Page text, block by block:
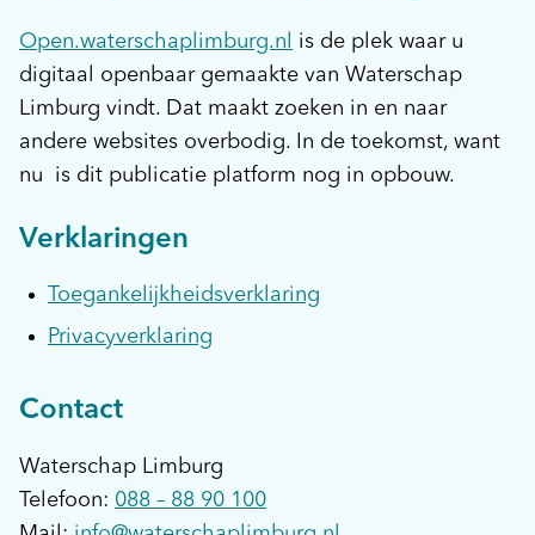
Etc.
Open.waterschaplimburg.nl
is de plek waar u
digitaal openbaar gemaakte van Waterschap
Limburg vindt. Dat maakt zoeken in en naar
andere websites overbodig. In de toekomst, want
nu is dit publicatie platform nog in opbouw.
Verklaringen
Toegankelijkheidsverklaring
Privacyverklaring
Contact
Waterschap Limburg
Telefoon: 088 – 88 90 100